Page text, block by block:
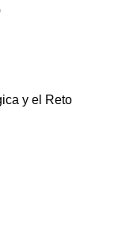
y el Reto